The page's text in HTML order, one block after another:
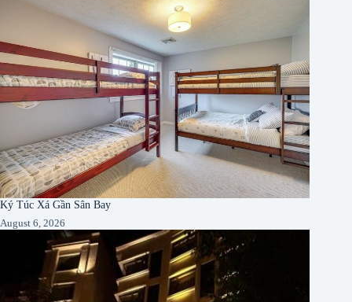
Ký Túc Xá Gần Sân Bay
August 6, 2026